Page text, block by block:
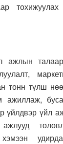
тохижуулах
ажлын
тонн түлш
ажиллаж,
үйлдвэр үйл